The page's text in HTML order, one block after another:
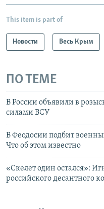
This item is part of
Новости Весь Крым
ПО ТЕМЕ
В России объявили в
силами ВСУ
В Феодосии подбит
Что об этом известно
«Скелет один остался»:
российского десантного